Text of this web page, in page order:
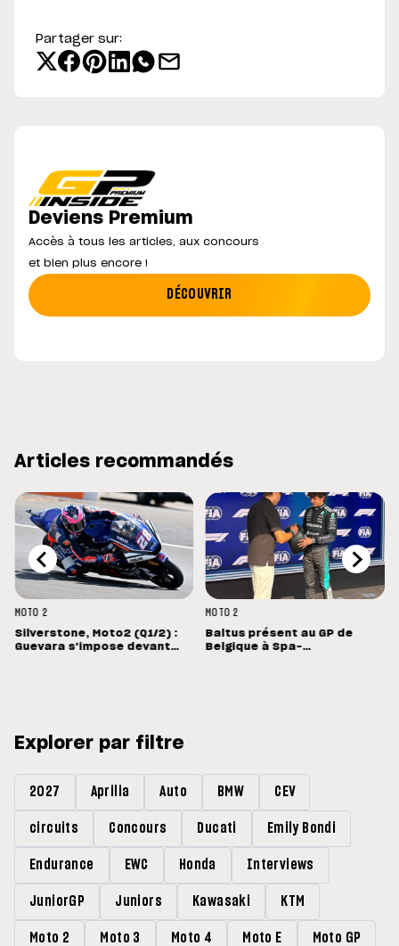
Partager sur:
Deviens Premium
Accès à tous les articles, aux concours
et bien plus encore !
DÉCOUVRIR
Articles recommandés
MOTO 2
Silverstone, Moto2 (Q1/2) :
Guevara s'impose devant
MOTO 2
Baltus présent au GP de
Belgique à Spa-
Explorer par filtre
2027 Aprilia Auto BMW CEV
circuits Concours Ducati Emily Bondi
Endurance EWC Honda Interviews
JuniorGP Juniors Kawasaki KTM
Moto 2 Moto 3 Moto 4 Moto E Moto GP